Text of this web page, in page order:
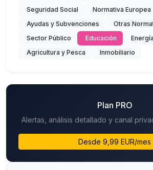
Seguridad Social
Normativa Europea
Ayudas y Subvenciones
Otras
Sector Público
Educación
Energía
Agricultura y Pesca
Inmobiliario
Plan PRO
Alertas, análisis detallado y canal
Desde 9,99 EUR/mes